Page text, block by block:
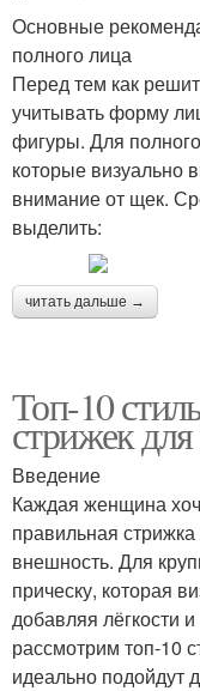
Основные
полного лица
Перед тем как
учитывать форму
фигуры. Для
которые визуально
внимание от щек.
выделить:
читать дальше →
Топ-10
стрижек
Введение
Каждая женщина
правильная
внешность. Для
прическу, которая
добавляя лёгкости
рассмотрим топ-10
идеально подойдут